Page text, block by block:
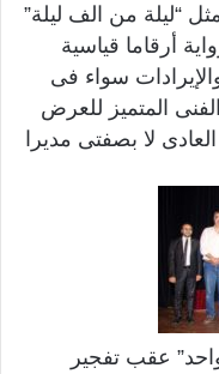
“ليلة من الف ليلة”
أرقاما قياسية
سواء فى
المتميز للعرض
لا بصفتى مديرا
عقب تفجير